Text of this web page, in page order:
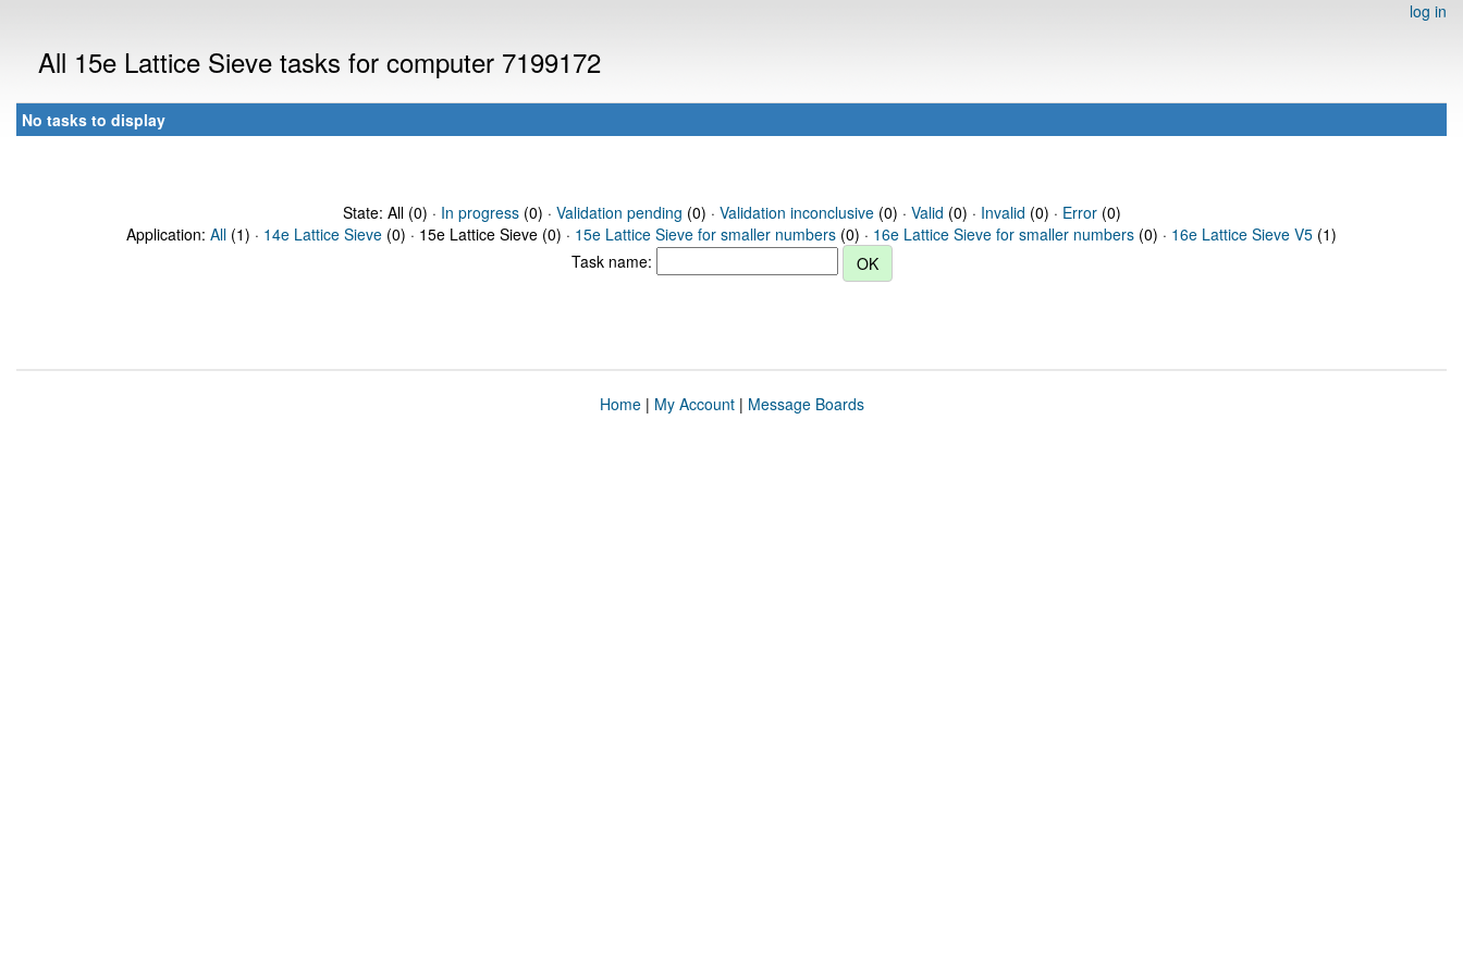
log in
All 15e Lattice Sieve tasks for computer 7199172
No tasks to display
State: All (0) · In progress(0) · Validation pending (0) · Validation inconclusive(0) · Valid (0) · Invalid (0) · Error(0)
Application: All (1) · 14e Lattice Sieve (0) · 15e Lattice Sieve (0) · 15e Lattice Sieve for smaller numbers (0) · 16e Lattice Sieve for smaller numbers (0) · 16e Lattice Sieve V5 (1)
Task name:
Home| My Account| Message Boards